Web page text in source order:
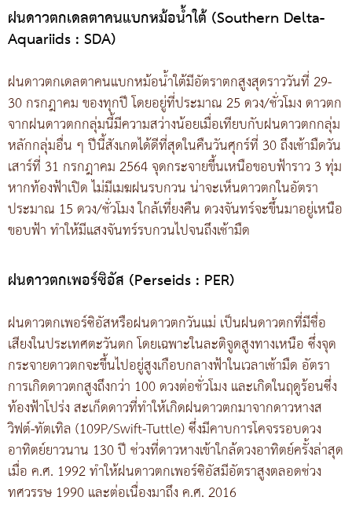
ฝนดาวตกเดลตาคนแบกหม้อน้ำใต้ (Southern Delta-
Aquariids : SDA)
ฝนดาวตกเดลตาคนแบกหม้อน้ำใต้มีอัตราตกสูงสุดราววันที่ 29-
30 กรกฎาคม ของทุกปี โดยอยู่ที่ประมาณ 25 ดวง/ชั่วโมง ดาวตก
จากฝนดาวตกกลุ่มนี้มีความสว่างน้อยเมื่อเทียบกับฝนดาวตกกลุ่ม
หลักกลุ่มอื่น ๆ ปีนี้สังเกตได้ดีที่สุดในคืนวันศุกร์ที่ 30 ถึงเช้ามืดวัน
เสาร์ที่ 31 กรกฎาคม 2564 จุดกระจายขึ้นเหนือขอบฟ้าราว 3 ทุ่ม
หากท้องฟ้าเปิด ไม่มีเมฆฝนรบกวน น่าจะเห็นดาวตกในอัตรา
ประมาณ 15 ดวง/ชั่วโมง ใกล้เที่ยงคืน ดวงจันทร์จะขึ้นมาอยู่เหนือ
ขอบฟ้า ทำให้มีแสงจันทร์รบกวนไปจนถึงเช้ามืด
ฝนดาวตกเพอร์ซิอัส (Perseids : PER)
ฝนดาวตกเพอร์ซิอัสหรือฝนดาวตกวันแม่ เป็นฝนดาวตกที่มีชื่อ
เสียงในประเทศตะวันตก โดยเฉพาะในละติจูดสูงทางเหนือ ซึ่งจุด
กระจายดาวตกจะขึ้นไปอยู่สูงเกือบกลางฟ้าในเวลาเช้ามืด อัตรา
การเกิดดาวตกสูงถึงกว่า 100 ดวงต่อชั่วโมง และเกิดในฤดูร้อนซึ่ง
ท้องฟ้าโปร่ง สะเก็ดดาวที่ทำให้เกิดฝนดาวตกมาจากดาวหางส
วิฟต์-ทัตเทิล (109P/Swift-Tuttle) ซึ่งมีคาบการโคจรรอบดวง
อาทิตย์ยาวนาน 130 ปี ช่วงที่ดาวหางเข้าใกล้ดวงอาทิตย์ครั้งล่าสุด
เมื่อ ค.ศ. 1992 ทำให้ฝนดาวตกเพอร์ซิอัสมีอัตราสูงตลอดช่วง
ทศวรรษ 1990 และต่อเนื่องมาถึง ค.ศ. 2016